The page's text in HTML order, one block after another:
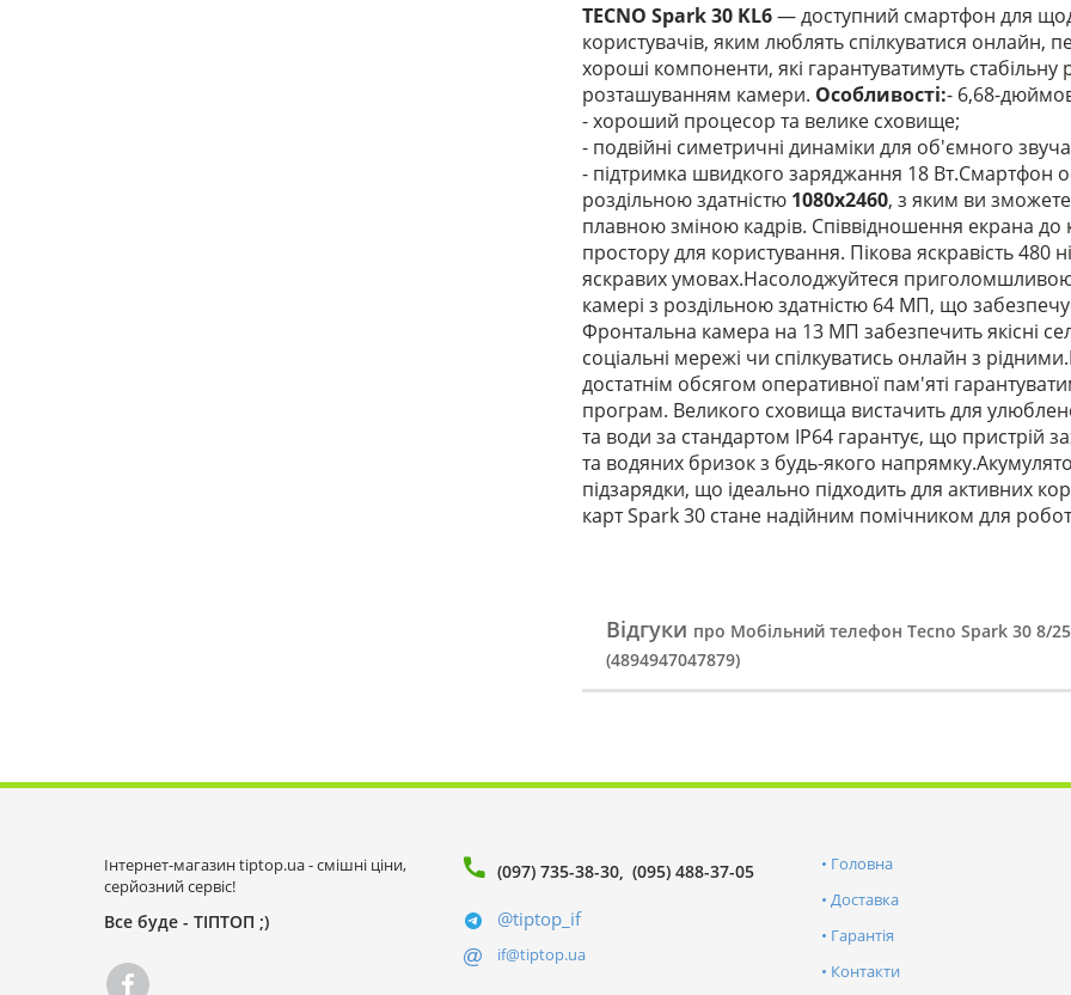
TECNO Spark 30 KL6— доступний смартфон для
користувачів, яким люблять спілкуватися онлайн,
хороші компоненти, які гарантуватимуть
розташуванням камери. Особливості:- 6,68-
- хороший процесор та велике сховище;
- подвійні симетричні динаміки для об'ємного
- підтримка швидкого заряджання 18 Вт.Смартфон
роздільною здатністю 1080x2460, з яким ви
плавною зміною кадрів. Співвідношення екрана
простору для користування. Пікова яскравість 480
яскравих умовах.Насолоджуйтеся приголомшливою
камері з роздільною здатністю 64 МП, що
Фронтальна камера на 13 МП забезпечить якісні
соціальні мережі чи спілкуватись онлайн з
достатнім обсягом оперативної пам'яті
програм. Великого сховища вистачить для
та води за стандартом IP64 гарантує, що
та водяних бризок з будь-якого
підзарядки, що ідеально підходить для активних
карт Spark 30 стане надійним помічником для
Відгуки про Мобільний телефон Tecno Spark 30 8/
(4894947047879)
Інтернет-магазин tiptop.ua - смішні ціни,
серйозний сервіс!
Все буде - ТІПТОП ;)
(097) 735-38-30 (095) 488-37-05
@tiptop_if
if@tiptop.ua
Головна
Доставка
Гарантія
Контакти